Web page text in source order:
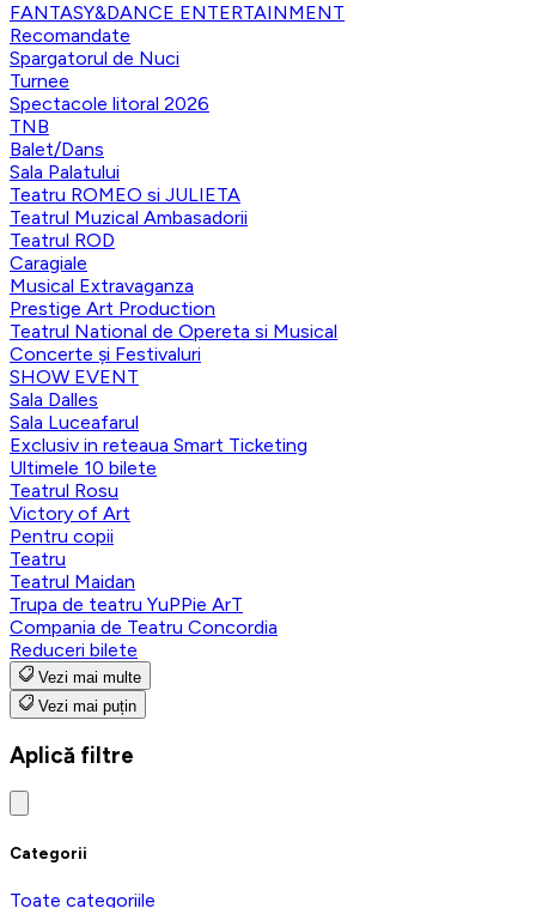
FANTASY&DANCE ENTERTAINMENT
Recomandate
Spargatorul de Nuci
Turnee
Spectacole litoral 2026
TNB
Balet/Dans
Sala Palatului
Teatru ROMEO si JULIETA
Teatrul Muzical Ambasadorii
Teatrul ROD
Caragiale
Musical Extravaganza
Prestige Art Production
Teatrul National de Opereta si Musical
Concerte și Festivaluri
SHOW EVENT
Sala Dalles
Sala Luceafarul
Exclusiv in reteaua Smart Ticketing
Ultimele 10 bilete
Teatrul Rosu
Victory of Art
Pentru copii
Teatru
Teatrul Maidan
Trupa de teatru YuPPie ArT
Compania de Teatru Concordia
Reduceri bilete
Vezi mai multe
Vezi mai puțin
Aplică filtre
Categorii
Toate categoriile